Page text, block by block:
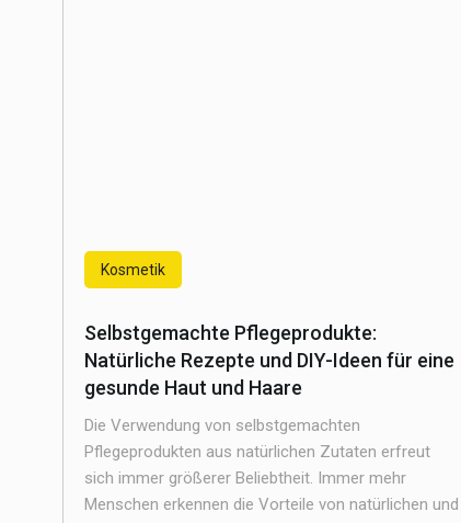
Kosmetik
Selbstgemachte Pflegeprodukte:
Natürliche Rezepte und DIY-Ideen für eine
gesunde Haut und Haare
Die Verwendung von selbstgemachten
Pflegeprodukten aus natürlichen Zutaten erfreut
sich immer größerer Beliebtheit. Immer mehr
Menschen erkennen die Vorteile von natürlichen und